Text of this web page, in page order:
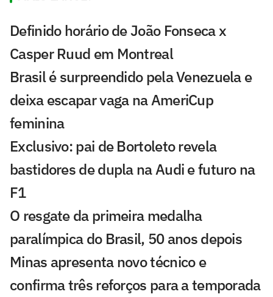
Definido horário de João Fonseca x
Casper Ruud em Montreal
Brasil é surpreendido pela Venezuela e
deixa escapar vaga na AmeriCup
feminina
Exclusivo: pai de Bortoleto revela
bastidores de dupla na Audi e futuro na
F1
O resgate da primeira medalha
paralímpica do Brasil, 50 anos depois
Minas apresenta novo técnico e
confirma três reforços para a temporada